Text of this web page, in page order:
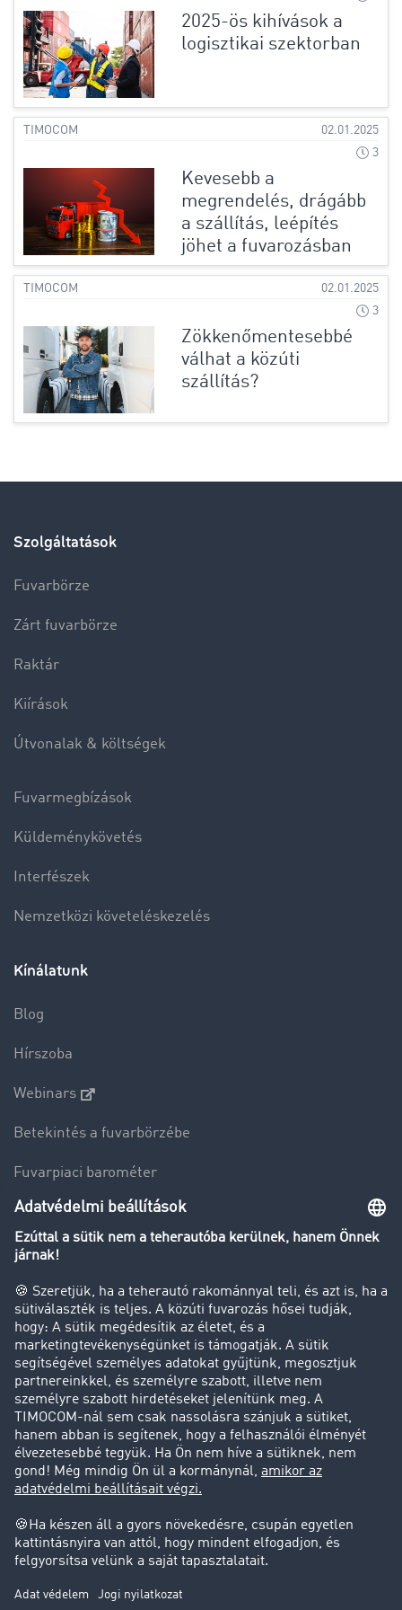
2025-ös kihívások a
logisztikai szektorban
TIMOCOM
02.01.2025
3
Kevesebb a
megrendelés, drágább
a szállítás, leépítés
jöhet a fuvarozásban
TIMOCOM
02.01.2025
3
Zökkenőmentesebbé
válhat a közúti
szállítás?
Szolgáltatások
Fuvarbörze
Zárt fuvarbörze
Raktár
Kiírások
Útvonalak & költségek
Fuvarmegbízások
Küldeménykövetés
Interfészek
Nemzetközi követeléskezelés
Kínálatunk
Blog
Hírszoba
Webinars
Betekintés a fuvarbörzébe
Fuvarpiaci barométer
Transzportlexikon
Tehergépkocsi-forgalomkorlátozás
Cég
Sikertörténetek
Ügyfél hoz ügyfelet
Jogi információk
Impresszum
Adatvédelem
süti-beállítások